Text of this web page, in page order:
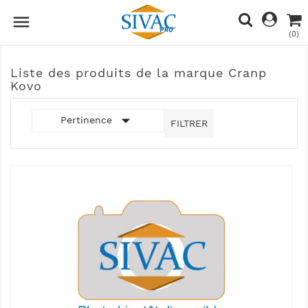

(0)
Liste des produits de la marque Cranp
Kovo
Pertinence  FILTRER